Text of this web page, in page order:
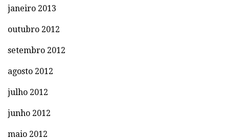
janeiro 2013
outubro 2012
setembro 2012
agosto 2012
julho 2012
junho 2012
maio 2012